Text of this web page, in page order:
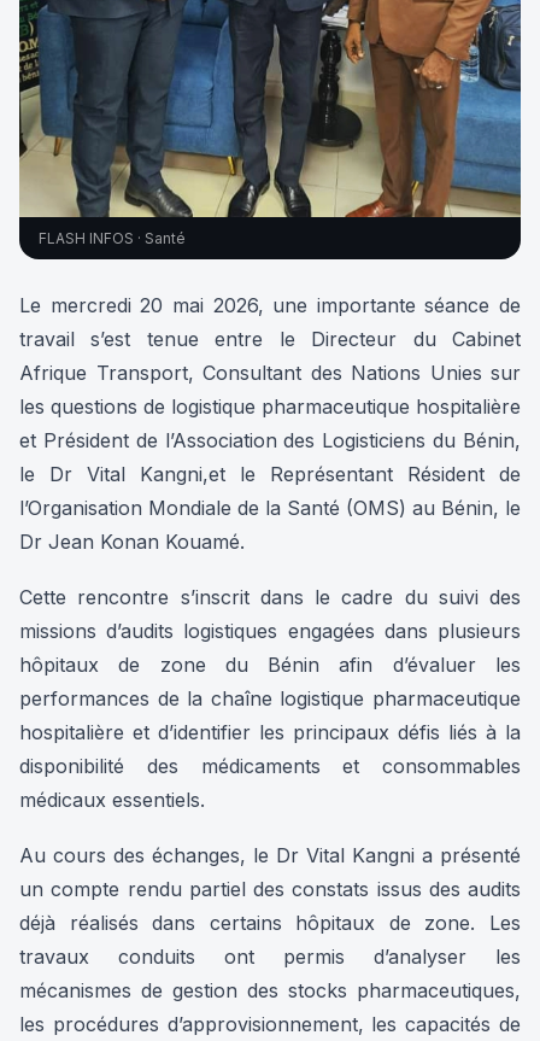
FLASH INFOS · Santé
Le mercredi 20 mai 2026, une importante séance de
travail s’est tenue entre le Directeur du Cabinet
Afrique Transport, Consultant des Nations Unies sur
les questions de logistique pharmaceutique hospitalière
et Président de l’Association des Logisticiens du Bénin,
le Dr Vital Kangni,et le Représentant Résident de
l’Organisation Mondiale de la Santé (OMS) au Bénin, le
Dr Jean Konan Kouamé.
Cette rencontre s’inscrit dans le cadre du suivi des
missions d’audits logistiques engagées dans plusieurs
hôpitaux de zone du Bénin afin d’évaluer les
performances de la chaîne logistique pharmaceutique
hospitalière et d’identifier les principaux défis liés à la
disponibilité des médicaments et consommables
médicaux essentiels.
Au cours des échanges, le Dr Vital Kangni a présenté
un compte rendu partiel des constats issus des audits
déjà réalisés dans certains hôpitaux de zone. Les
travaux conduits ont permis d’analyser les
mécanismes de gestion des stocks pharmaceutiques,
les procédures d’approvisionnement, les capacités de